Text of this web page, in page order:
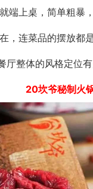
端上桌，简单粗暴
，连菜品的摆放都
厅整体的风格定位有
20坎爷秘制火